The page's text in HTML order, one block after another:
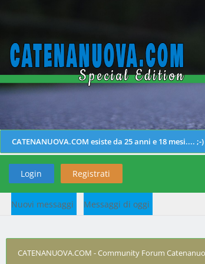
CATENANUOVA.COM esiste da 25 anni e 18 mesi.... ;-)
Login Registrati
Nuovi messaggi Messaggi di oggi
CATENANUOVA.COM - Community Forum